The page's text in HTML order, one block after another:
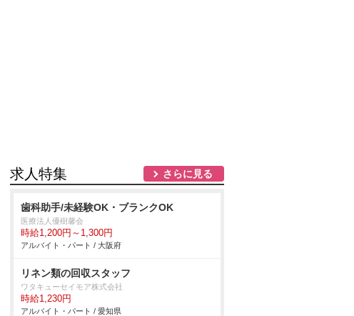
求人特集 さらに見る
歯科助手/未経験OK・ブランクOK
医療法人優樹馨会
時給1,200円～1,300円
アルバイト・パート / 大阪府
リネン類の回収スタッフ
ワタキューセイモア株式会社
時給1,230円
アルバイト・パート / 愛知県